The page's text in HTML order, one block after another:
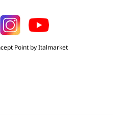
Point by Italmarket